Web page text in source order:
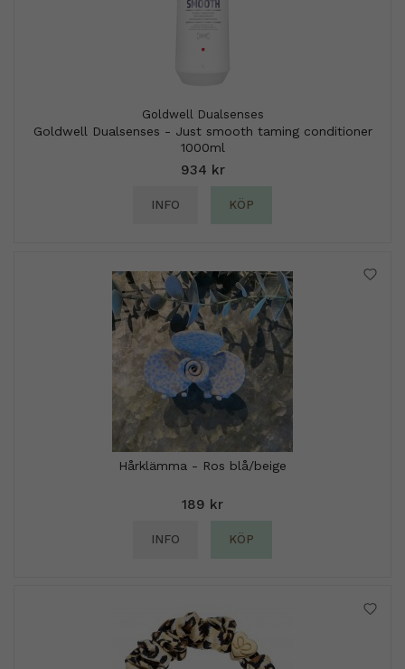
Goldwell Dualsenses
Goldwell Dualsenses - Just smooth taming conditioner
1000ml
934 kr
INFO KÖP
Hårklämma - Ros blå/beige
189 kr
INFO KÖP